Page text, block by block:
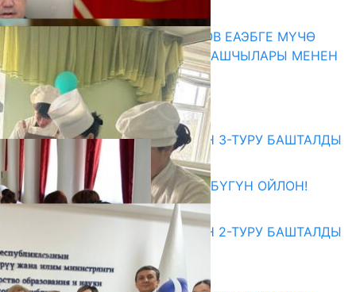
07.08.2026
ПРЕЗИДЕНТ САДЫР ЖАПАРОВ ЕАЭБГЕ МҮЧӨ
МАМЛЕКЕТТЕРДИН ӨКМӨТ БАШЧЫЛАРЫ МЕНЕН
ЖОЛУГУШТУ
07.08.2026
Абитуриент
ЖОЖДОРГО КАБЫЛ АЛУУНУН 3-ТУРУ БАШТАЛДЫ
27.07.2026
ӨЗҮҢДҮН КЕЛЕЧЕГИҢ ҮЧҮН БҮГҮН ОЙЛОН!
20.07.2026
ЖОЖДОРГО КАБЫЛ АЛУУНУН 2-ТУРУ БАШТАЛДЫ
20.07.2026
Медиа